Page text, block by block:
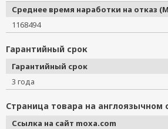
Среднее время наработки на отказ
1168494
Гарантийный срок
Гарантийный срок
3 года
Страница товара на англоязычном
Ссылка на сайт moxa.com